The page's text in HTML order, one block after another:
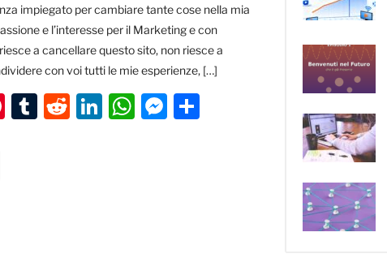
impiegato per cambiare tante cose nella mia
e l’interesse per il Marketing e con
a cancellare questo sito, non riesce a
con voi tutti le mie esperienze, […]
Pinterest
Tumblr
Reddit
LinkedIn
WhatsApp
Messenger
Condividi